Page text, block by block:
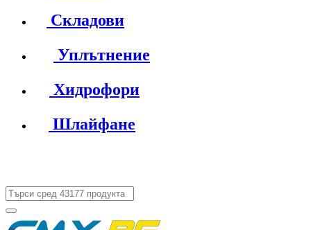
Складови
Уплътнение
Хидрофори
Шлайфане